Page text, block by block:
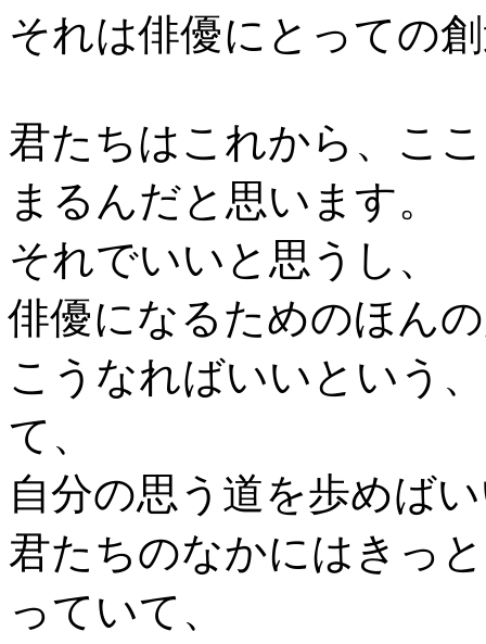
それは俳優にとっての
君たちはこれから、こ
まるんだと思います。
それでいいと思うし、
俳優になるためのほん
こうなればいいという
て、
自分の思う道を歩めば
君たちのなかにはきっ
っていて、